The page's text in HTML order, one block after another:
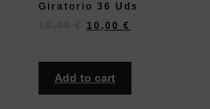
Giratorio 36 Uds
10,00 €
Add to cart